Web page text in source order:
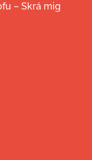
– Skrá mig